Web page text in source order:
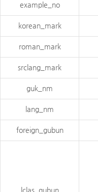
example_no
korean_mark
roman_mark
srclang_mark
guk_nm
lang_nm
foreign_gubun
lclas_gubun